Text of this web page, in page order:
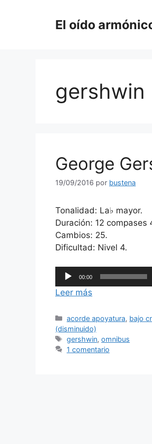
El oído
gershwin
George
19/09/2016 por bustena
Tonalidad: La♭ mayor.
Duración: 12 compases
Cambios: 25.
Dificultad: Nivel 4.
Reproductor
de
audio
00:00
Leer más
Categorías
acorde apoyatura, bajo
(disminuido)
Etiquetas
gershwin,omnibus
1 comentario